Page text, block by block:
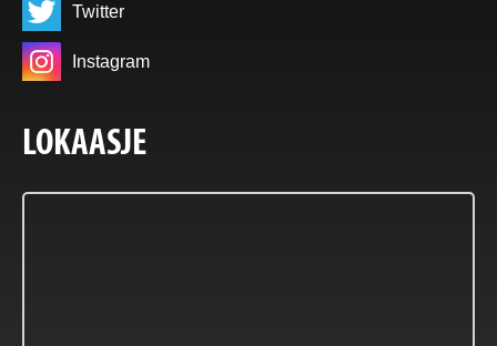
Twitter
Instagram
LOKAASJE